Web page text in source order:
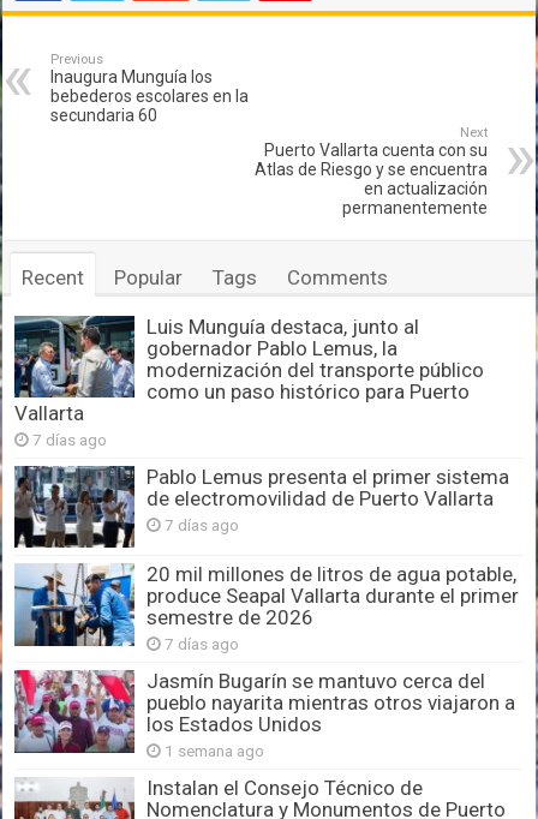
Previous
Inaugura Munguía los
bebederos escolares en la
secundaria 60
Next
Puerto Vallarta cuenta con su
Atlas de Riesgo y se encuentra
en actualización
permanentemente
Recent Popular Tags Comments
Luis Munguía destaca, junto al
gobernador Pablo Lemus, la
modernización del transporte público
como un paso histórico para Puerto
Vallarta
7 días ago
Pablo Lemus presenta el primer sistema
de electromovilidad de Puerto Vallarta
7 días ago
20 mil millones de litros de agua potable,
produce Seapal Vallarta durante el primer
semestre de 2026
7 días ago
Jasmín Bugarín se mantuvo cerca del
pueblo nayarita mientras otros viajaron a
los Estados Unidos
1 semana ago
Instalan el Consejo Técnico de
Nomenclatura y Monumentos de Puerto